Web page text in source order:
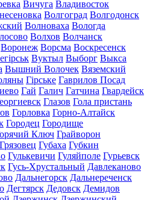
Вичуга Владивосток
Волгоград Волгодонск
Волноваха Вологда
Волхов Волчанск
Воронеж Ворсма Воскресенск
Вуктыл Выборг Выкса
Вышний Волочек Вяземский
Гірське Гаврилов Посад
Гай Галич Гатчина Гвардейск
Глазов Гола пристань
Горловка Горно-Алтайск
Городец Городище
Ключ Грайворон
Грязовец Губаха Губкин
Гулькевичи Гуляйполе Гурьевск
Гусь-Хрустальный Давлеканово
Дальнегорск Дальнереченск
Дегтярск Дедовск Демидов